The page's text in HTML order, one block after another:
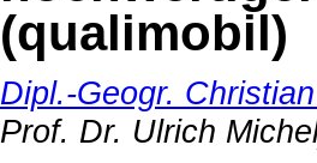
(qualimobil)
Dipl.-Geogr.
Prof. Dr. Ulrich